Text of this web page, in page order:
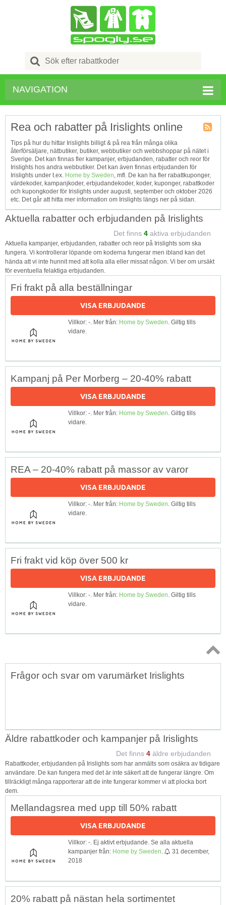
Search
for:
NAVIGATION
Tagg
RSS
Rea och rabatter på Irislights online
Tips på hur du hittar Irislights billigt & på rea från många olika
återförsäljare, nätbutiker, butiker, webbutiker och webbshoppar på nätet i
Sverige. Det kan finnas fler kampanjer, erbjudanden, rabatter och reor för
Irislights hos andra webbutiker. Det kan även finnas erbjudanden för
Irislights under t.ex. Home by Sweden, mfl. De kan ha fler rabattkuponger,
värdekoder, kampanjkoder, erbjudandekoder, koder, kuponger, rabattkoder
och kupongkoder för Irislights under augusti, september och oktober 2026
etc. Det går att hitta mer information om Irislights längs ner på sidan.
Aktuella rabatter och erbjudanden på Irislights
Det finns 4 aktiva erbjudanden
Aktuella kampanjer, erbjudanden, rabatter och reor på Irislights som ska
fungera. Vi kontrollerar löpande om koderna fungerar men ibland kan det
hända att vi inte hunnit med att kolla alla eller missat någon. Vi ber om ursäkt
för eventuella felaktiga erbjudanden.
Fri frakt på alla beställningar
VISA ERBJUDANDE
Villkor: -. Mer från: Home by Sweden. Giltig tills
vidare.
Kampanj på Per Morberg – 20-40% rabatt
VISA ERBJUDANDE
Villkor: -. Mer från: Home by Sweden. Giltig tills
vidare.
REA – 20-40% rabatt på massor av varor
VISA ERBJUDANDE
Villkor: -. Mer från: Home by Sweden. Giltig tills
vidare.
Fri frakt vid köp över 500 kr
VISA ERBJUDANDE
Villkor: -. Mer från: Home by Sweden. Giltig tills
vidare.
Topp
Frågor och svar om varumärket Irislights
Äldre rabattkoder och kampanjer på Irislights
Det finns 4 äldre erbjudanden
Rabattkoder, erbjudanden på Irislights som har anmälts som osäkra av tidigare
användare. De kan fungera med det är inte säkert att de fungerar längre. Om
tillräckligt många rapporterar att de inte fungerar kommer vi att plocka bort
dem.
Mellandagsrea med upp till 50% rabatt
VISA ERBJUDANDE
Villkor: -. Ej aktivt erbjudande. Se alla aktuella
kampanjer från: Home by Sweden
31 december,
2018
20% rabatt på nästan hela sortimentet